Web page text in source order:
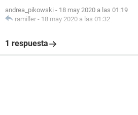
andrea_pikowski - 18 may 2020 a las 01:19
ramiller - 18 may 2020 a las 01:32
1 respuesta